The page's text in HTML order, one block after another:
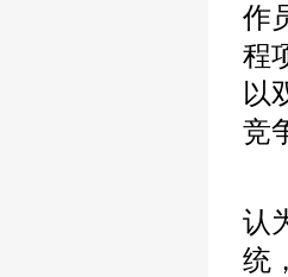
作
程
以
竞
认
统